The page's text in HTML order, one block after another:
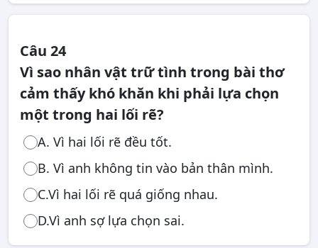
Câu 24
Vì sao nhân vật trữ tình trong bài thơ
cảm thấy khó khăn khi phải lựa chọn
một trong hai lối rẽ?
A. Vì hai lối rẽ đều tốt.
B. Vì anh không tin vào bản thân mình.
C.Vì hai lối rẽ quá giống nhau.
D.Vì anh sợ lựa chọn sai.